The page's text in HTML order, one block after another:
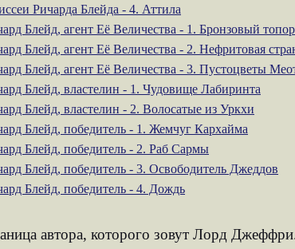
Ричарда Блейда - 4. Аттила
Блейд, агент Её Величества - 1. Бронзовый топор
Блейд, агент Её Величества - 2. Нефритовая
Блейд, агент Её Величества - 3. Пустоцветы
Блейд, властелин - 1. Чудовище Лабиринта
Блейд, властелин - 2. Волосатые из Уркхи
Блейд, победитель - 1. Жемчуг Кархайма
Блейд, победитель - 2. Раб Сармы
Блейд, победитель - 3. Освободитель Джеддов
Блейд, победитель - 4. Дождь
автора, которого зовут Лорд